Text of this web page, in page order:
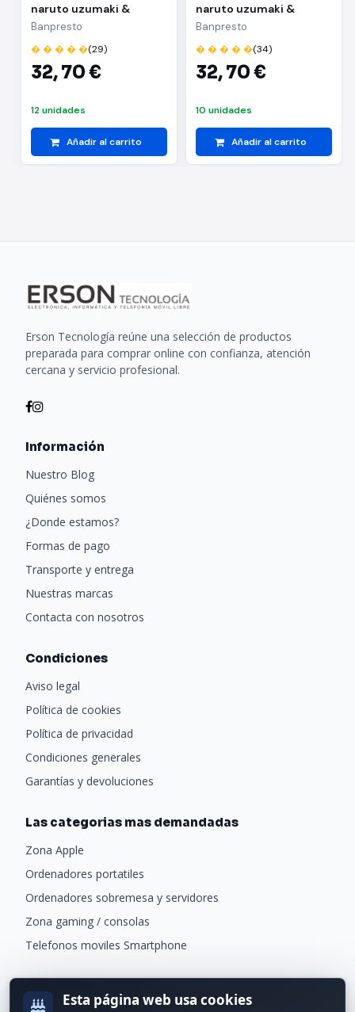
naruto uzumaki &
kakashi hatake(a:naruto
uzumaki)
Banpresto
� � � � �(29)
32,70 €
12 unidades
Añadir al carrito
naruto uzumaki &
kakashi
hatake(b:kakashi
hatake)
Banpresto
� � � � �(34)
32,70 €
10 unidades
Añadir al carrito
Erson Tecnología reúne una selección de productos
preparada para comprar online con confianza, atención
cercana y servicio profesional.
Información
Nuestro Blog
Quiénes somos
¿Donde estamos?
Formas de pago
Transporte y entrega
Nuestras marcas
Contacta con nosotros
Condiciones
Aviso legal
Política de cookies
Política de privacidad
Condiciones generales
Garantías y devoluciones
Las categorias mas demandadas
Zona Apple
Ordenadores portatiles
Ordenadores sobremesa y servidores
Zona gaming / consolas
Telefonos moviles Smartphone
Esta página web usa cookies